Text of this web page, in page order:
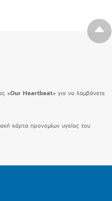
«Our Heartbeat» για να λαμβάνετε
κάρτα προνομίων υγείας του